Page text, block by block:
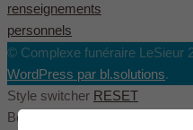
renseignements
personnels
© Complexe funéraire LeSieur
WordPress par bl.solutions.
Style switcher RESET
Body styles